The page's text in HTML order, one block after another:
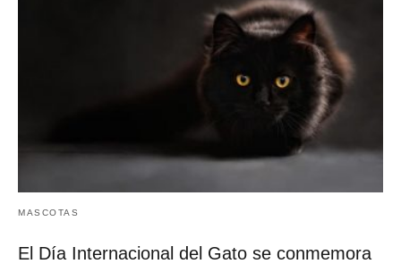
MASCOTAS
El Día Internacional del Gato se conmemora